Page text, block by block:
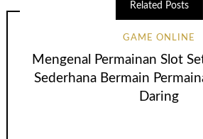
Related Posts
GAME ONLINE
Mengenal Permainan Slot
Sederhana Bermain
Daring